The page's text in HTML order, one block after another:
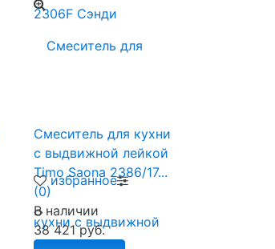
избранное
Смеситель для кухни
с выдвижной лейкой
Timo Saona 2386/17...
(0)
В наличии
38 421 руб.